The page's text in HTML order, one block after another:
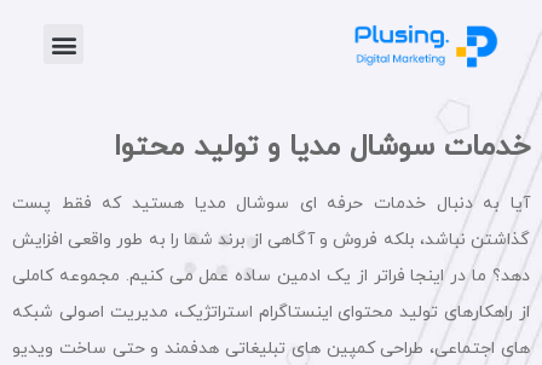
خدمات سوشال مدیا و تولید محتوا
آیا به دنبال خدمات حرفه ای سوشال مدیا هستید که فقط پست
گذاشتن نباشد، بلکه فروش و آگاهی از برند شما را به طور واقعی افزایش
دهد؟ ما در اینجا فراتر از یک ادمین ساده عمل می کنیم. مجموعه کاملی
از راهکارهای تولید محتوای اینستاگرام استراتژیک، مدیریت اصولی شبکه
های اجتماعی، طراحی کمپین های تبلیغاتی هدفمند و حتی ساخت ویدیو